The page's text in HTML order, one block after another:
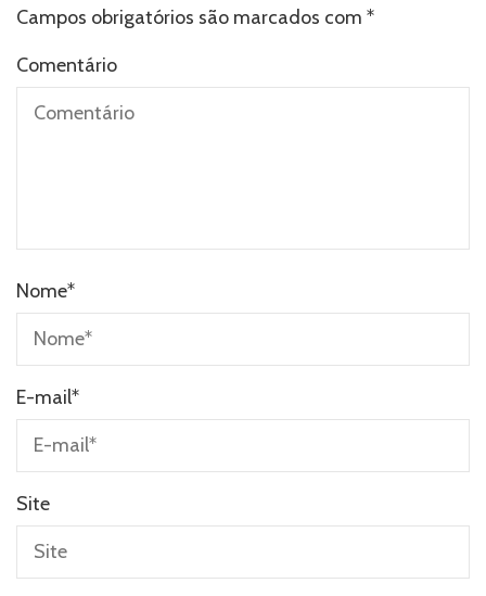
Campos obrigatórios são marcados com *
Comentário
Nome*
E-mail*
Site